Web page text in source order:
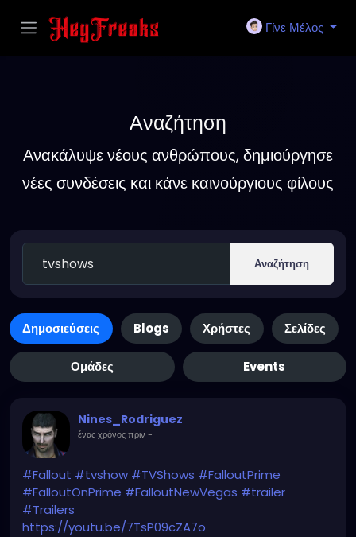
Γίνε Μέλος
Αναζήτηση
Ανακάλυψε νέους ανθρώπους, δημιούργησε
νέες συνδέσεις και κάνε καινούργιους φίλους
Αναζήτηση
Δημοσιεύσεις Blogs Χρήστες Σελίδες
Ομάδες Events
Nines_Rodriguez
ένας χρόνος πριν -
#Fallout #tvshow #TVShows #FalloutPrime
#FalloutOnPrime #FalloutNewVegas #trailer
#Trailers
https://youtu.be/7TsP09cZA7o